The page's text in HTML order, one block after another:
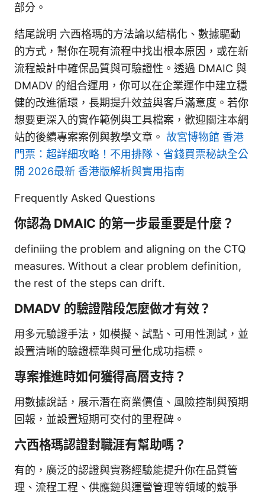
部分。
結尾說明 六西格瑪的方法論以結構化、數據驅動
的方式，幫你在現有流程中找出根本原因，或在新
流程設計中確保品質與可驗證性。透過 DMAIC 與
DMADV 的組合運用，你可以在企業運作中建立穩
健的改進循環，長期提升效益與客戶滿意度。若你
想要更深入的實作範例與工具檔案，歡迎關注本網
站的後續專案案例與教學文章。 故宮博物館 香港
門票：超詳細攻略！不用排隊、省錢買票秘訣全公
開 2026最新 香港版解析與實用指南
Frequently Asked Questions
你認為 DMAIC 的第一步最重要是什麼？
definiing the problem and aligning on the CTQ
measures. Without a clear problem definition,
the rest of the steps can drift.
DMADV 的驗證階段怎麼做才有效？
用多元驗證手法，如模擬、試點、可用性測試，並
設置清晰的驗證標準與可量化成功指標。
專案推進時如何獲得高層支持？
用數據說話，展示潛在商業價值、風險控制與預期
回報，並設置短期可交付的里程碑。
六西格瑪認證對職涯有幫助嗎？
有的，廣泛的認證與實務經驗能提升你在品質管
理、流程工程、供應鏈與運營管理等領域的競爭